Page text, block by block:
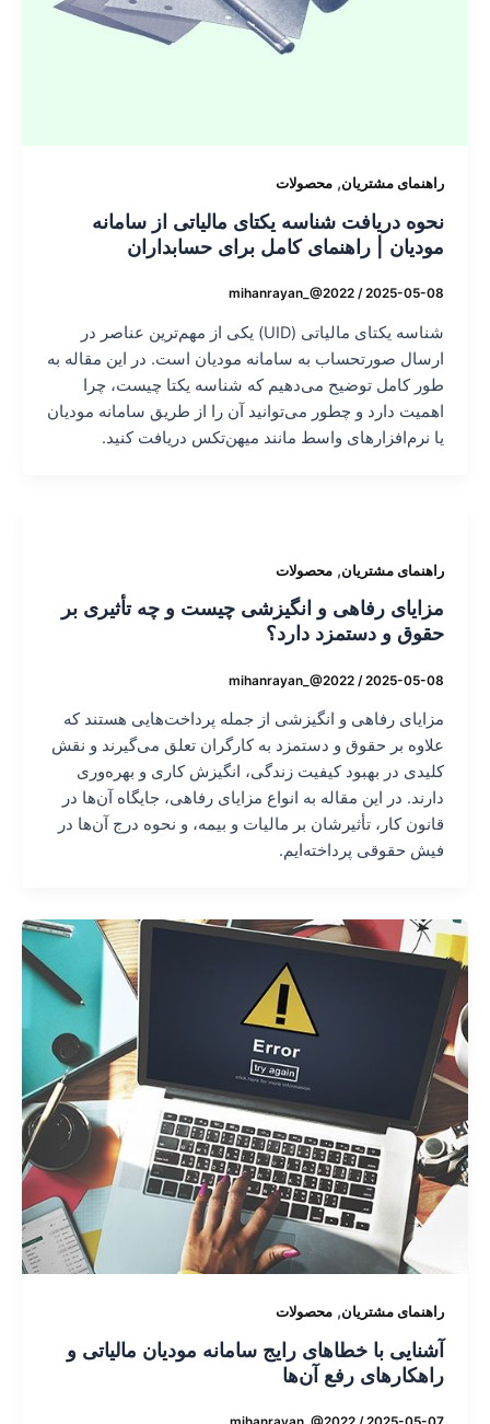
راهنمای مشتریان, محصولات
نحوه دریافت شناسه یکتای مالیاتی از سامانه
مودیان | راهنمای کامل برای حسابداران
mihanrayan_@2022/2025-05-08
شناسه یکتای مالیاتی (UID) یکی از مهم‌ترین عناصر در
ارسال صورتحساب به سامانه مودیان است. در این مقاله به
طور کامل توضیح می‌دهیم که شناسه یکتا چیست، چرا
اهمیت دارد و چطور می‌توانید آن را از طریق سامانه مودیان
یا نرم‌افزارهای واسط مانند میهن‌تکس دریافت کنید.
راهنمای مشتریان, محصولات
مزایای رفاهی و انگیزشی چیست و چه تأثیری بر
حقوق و دستمزد دارد؟
mihanrayan_@2022/2025-05-08
مزایای رفاهی و انگیزشی از جمله پرداخت‌هایی هستند که
علاوه بر حقوق و دستمزد به کارگران تعلق می‌گیرند و نقش
کلیدی در بهبود کیفیت زندگی، انگیزش کاری و بهره‌وری
دارند. در این مقاله به انواع مزایای رفاهی، جایگاه آن‌ها در
قانون کار، تأثیرشان بر مالیات و بیمه، و نحوه درج آن‌ها در
فیش حقوقی پرداخته‌ایم.
راهنمای مشتریان, محصولات
آشنایی با خطاهای رایج سامانه مودیان مالیاتی و
راهکارهای رفع آن‌ها